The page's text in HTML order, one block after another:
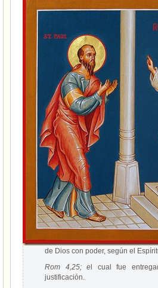
de Dios con poder, según el
Rom 4,25; e l cual fue
justificación.